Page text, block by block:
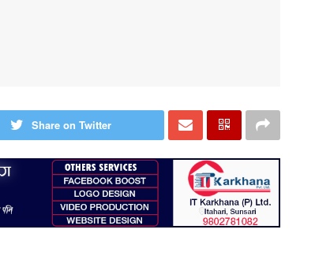
Share on Twitter